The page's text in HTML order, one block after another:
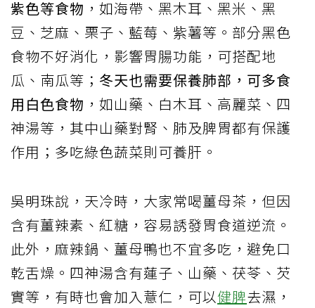
紫色等食物 ，如海帶、黑木耳、黑米、黑
豆、芝麻、栗子、藍莓、紫薯等。部分黑色
食物不好消化，影響胃腸功能，可搭配地
瓜、南瓜等； 冬天也需要保養肺部，可多食
用白色食物 ，如山藥、白木耳、高麗菜、四
神湯等，其中山藥對腎、肺及脾胃都有保護
作用；多吃綠色蔬菜則可養肝。
吳明珠說，天冷時，大家常喝薑母茶，但因
含有薑辣素、紅糖，容易誘發胃食道逆流。
此外，麻辣鍋、薑母鴨也不宜多吃，避免口
乾舌燥。四神湯含有蓮子、山藥、茯苓、芡
實等，有時也會加入薏仁，可以健脾去濕，